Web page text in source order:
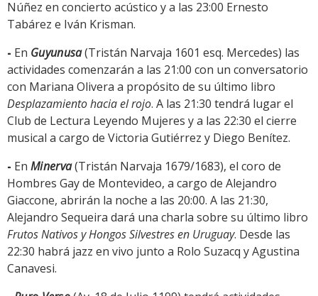
Núñez en concierto acústico y a las 23:00 Ernesto
Tabárez e Iván Krisman.
- En Guyunusa(Tristán Narvaja 1601 esq. Mercedes) las
actividades comenzarán a las 21:00 con un conversatorio
con Mariana Olivera a propósito de su último libro
Desplazamiento hacia el rojo. A las 21:30 tendrá lugar el
Club de Lectura Leyendo Mujeres y a las 22:30 el cierre
musical a cargo de Victoria Gutiérrez y Diego Benítez.
- En Minerva(Tristán Narvaja 1679/1683), el coro de
Hombres Gay de Montevideo, a cargo de Alejandro
Giaccone, abrirán la noche a las 20:00. A las 21:30,
Alejandro Sequeira dará una charla sobre su último libro
Frutos Nativos y Hongos Silvestres en Uruguay. Desde las
22:30 habrá jazz en vivo junto a Rolo Suzacq y Agustina
Canavesi.